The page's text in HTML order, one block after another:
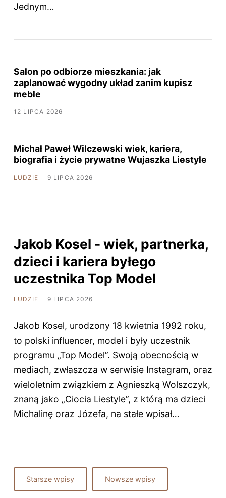
Jednym…
Salon po odbiorze mieszkania: jak
zaplanować wygodny układ zanim kupisz
meble
12 LIPCA 2026
Michał Paweł Wilczewski wiek, kariera,
biografia i życie prywatne Wujaszka Liestyle
LUDZIE 9 LIPCA 2026
Jakob Kosel - wiek, partnerka,
dzieci i kariera byłego
uczestnika Top Model
LUDZIE 9 LIPCA 2026
Jakob Kosel, urodzony 18 kwietnia 1992 roku,
to polski influencer, model i były uczestnik
programu „Top Model”. Swoją obecnością w
mediach, zwłaszcza w serwisie Instagram, oraz
wieloletnim związkiem z Agnieszką Wolszczyk,
znaną jako „Ciocia Liestyle”, z którą ma dzieci
Michalinę oraz Józefa, na stałe wpisał…
Starsze wpisy Nowsze wpisy